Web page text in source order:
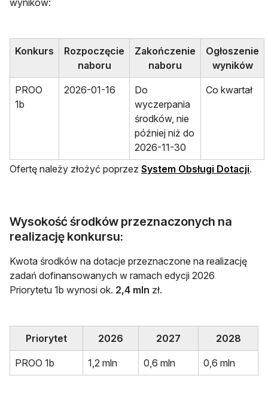
Konkurs
Rozpoczęcie
naboru
Zakończenie
naboru
Ogłoszenie
wyników
PROO
1b
2026-01-16
Do
wyczerpania
środków, nie
później niż do
2026-11-30
Co kwartał
Ofertę należy złożyć poprzez System Obsługi Dotacji.
Wysokość środków przeznaczonych na
realizację konkursu:
Kwota środków na dotacje przeznaczone na realizację
zadań dofinansowanych w ramach edycji 2026
Priorytetu 1b wynosi ok. 2,4 mln zł.
Priorytet 2026 2027 2028
PROO 1b 1,2 mln 0,6 mln 0,6 mln